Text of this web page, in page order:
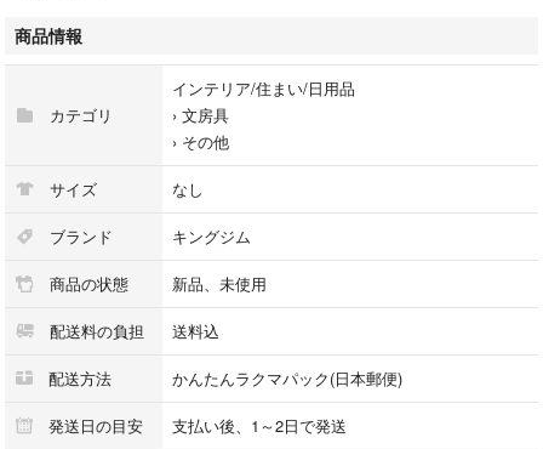
キングジム
シリーズ名：テルッタ
#キングジム
#インテリア/住まい/日用品
商品情報
カテゴリ
インテリア/住まい/日用品
› 文房具
› その他
サイズ なし
ブランド キングジム
商品の状態 新品、未使用
配送料の負担 送料込
配送方法 かんたんラクマパック(日本郵便)
発送日の目安 支払い後、1～2日で発送